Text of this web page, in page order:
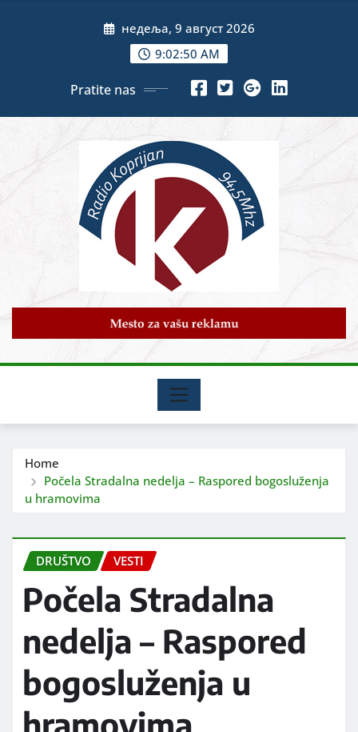
недеља, 9 август 2026
9:02:51 AM
Pratite nas
Home
Počela Stradalna nedelja – Raspored bogosluženja
u hramovima
DRUŠTVO VESTI
Počela Stradalna
nedelja – Raspored
bogosluženja u